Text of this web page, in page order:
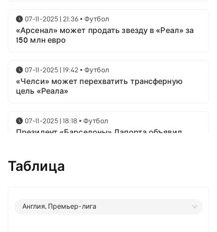
07-11-2025 | 21:36 • Футбол
«Арсенал» может продать звезду в «Реал» за
150 млн евро
07-11-2025 | 19:42 • Футбол
«Челси» может перехватить трансферную
цель «Реала»
07-11-2025 | 18:18 • Футбол
Президент «Барселоны» Лапорта объявил
07-11-2025 | 16:23
ФИФА
Таблица
Англия, Премьер-лига